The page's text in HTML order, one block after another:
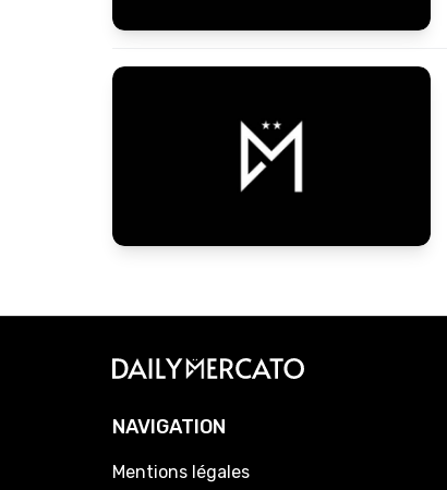
NAVIGATION
Mentions légales